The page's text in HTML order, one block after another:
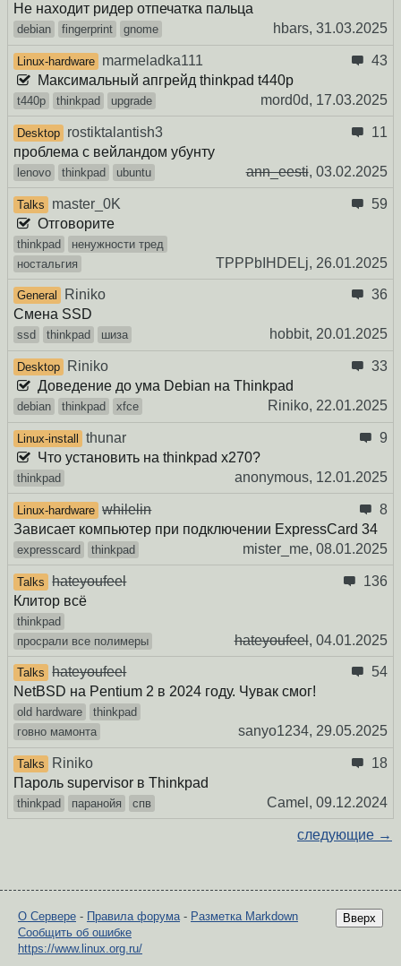
Не находит ридер отпечатка пальца
debian fingerprint gnome hbars, 31.03.2025
Linux-hardware marmeladka111
43
Максимальный апгрейд thinkpad t440p
t440p thinkpad upgrade mord0d, 17.03.2025
Desktop rostiktalantish3
11
проблема с вейландом убунту
lenovo thinkpad ubuntu ann_eesti, 03.02.2025
Talks master_0K
59
Отговорите
thinkpad
ненужности тред
ностальгия
TPPPbIHDELj, 26.01.2025
General Riniko
36
Смена SSD
ssd thinkpad шиза hobbit, 20.01.2025
Desktop Riniko
33
Доведение до ума Debian на Thinkpad
debian thinkpad xfce Riniko, 22.01.2025
Linux-install thunar
9
Что установить на thinkpad x270?
thinkpad anonymous, 12.01.2025
Linux-hardware whilelin
8
Зависает компьютер при подключении ExpressCard 34
expresscard thinkpad mister_me, 08.01.2025
Talks hateyoufeel
136
Клитор всё
thinkpad
просрали все полимеры
hateyoufeel, 04.01.2025
Talks hateyoufeel
54
NetBSD на Pentium 2 в 2024 году. Чувак смог!
old hardware
thinkpad
говно мамонта
sanyo1234, 29.05.2025
Talks Riniko
18
Пароль supervisor в Thinkpad
thinkpad паранойя спв Camel, 09.12.2024
следующие →
Вверх
О Сервере - Правила форума- Разметка Markdown
Сообщить об ошибке
https://www.linux.org.ru/